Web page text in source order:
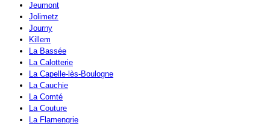
Jeumont
Jolimetz
Journy
Killem
La Bassée
La Calotterie
La Capelle-lès-Boulogne
La Cauchie
La Comté
La Couture
La Flamengrie